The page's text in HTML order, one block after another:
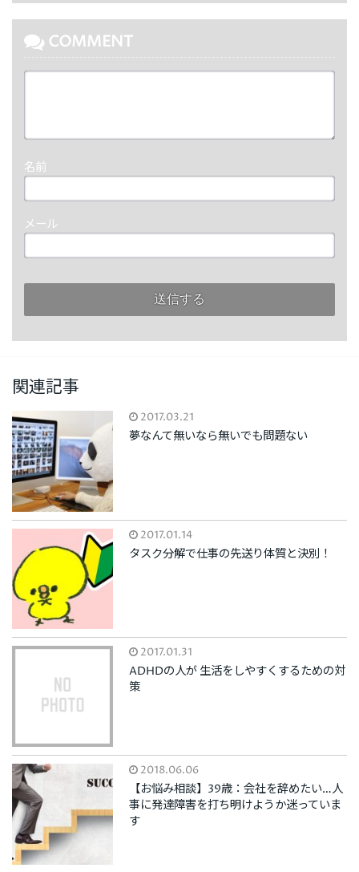
COMMENT
名前
メール
関連記事
2017.03.21
夢なんて無いなら無いでも問題ない
2017.01.14
タスク分解で仕事の先送り体質と決別！
2017.01.31
ADHDの人が 生活をしやすくするための対
策
2018.06.06
【お悩み相談】39歳：会社を辞めたい…人
事に発達障害を打ち明けようか迷っていま
す